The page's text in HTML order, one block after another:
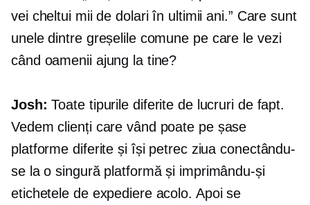
vei cheltui mii de dolari în ultimii ani.” Care sunt
unele dintre greșelile comune pe care le vezi
când oamenii ajung la tine?
Josh: Toate tipurile diferite de lucruri de fapt.
Vedem clienți care vând poate pe șase
platforme diferite și își petrec ziua conectându-
se la o singură platformă și imprimându-și
etichetele de expediere acolo. Apoi se